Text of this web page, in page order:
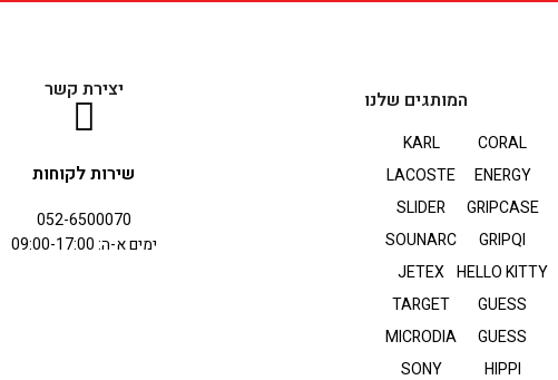
את האוזניות אתכם לכל מקום, בקלות.
האזנה ברצף וכפתורי המגע
המותגים שלנו
CORAL
ENERGY
GRIPCASE
GRIPQI
HELLO KITTY
GUESS
GUESS
HIPPI
KARL
LACOSTE
SLIDER
SOUNARC
JETEX
TARGET
MICRODIA
SONY
יצירת קשר
שירות לקוחות
052-6500070
ימים א-ה: 09:00-17:00